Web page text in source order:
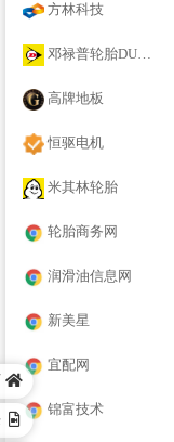
方林科技
邓禄普轮胎DUNLOP
高牌地板
恒驱电机
米其林轮胎
轮胎商务网
润滑油信息网
新美星
宜配网
锦富技术